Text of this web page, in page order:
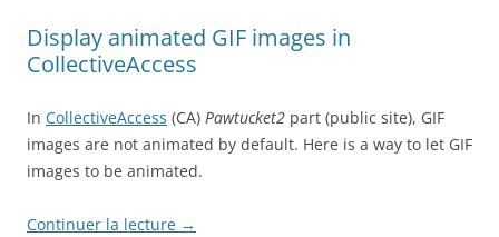
Display animated GIF images in
CollectiveAccess
In CollectiveAccess (CA) Pawtucket2 part (public site), GIF
images are not animated by default. Here is a way to let GIF
images to be animated.
Continuer la lecture →